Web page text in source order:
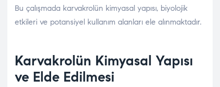
Bu çalışmada karvakrolün kimyasal yapısı, biyolojik
etkileri ve potansiyel kullanım alanları ele alınmaktadır.
Karvakrolün Kimyasal Yapısı
ve Elde Edilmesi